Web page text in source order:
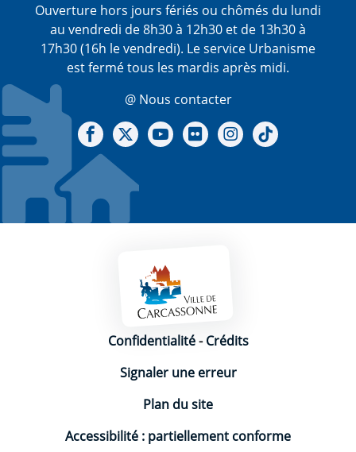
Ouverture hors jours fériés ou chômés du lundi
au vendredi de 8h30 à 12h30 et de 13h30 à
17h30 (16h le vendredi). Le service Urbanisme
est fermé tous les mardis après midi.
@ Nous contacter
Notre Facebook
Notre X - (twitter)
Notre chaine Youtube
Notre Gallerie sur Flickr
Notre Instagram
Mentions légales
Confidentialité-Crédits
Signaler une erreur
Plan du site
Accessibilité : partiellement conforme